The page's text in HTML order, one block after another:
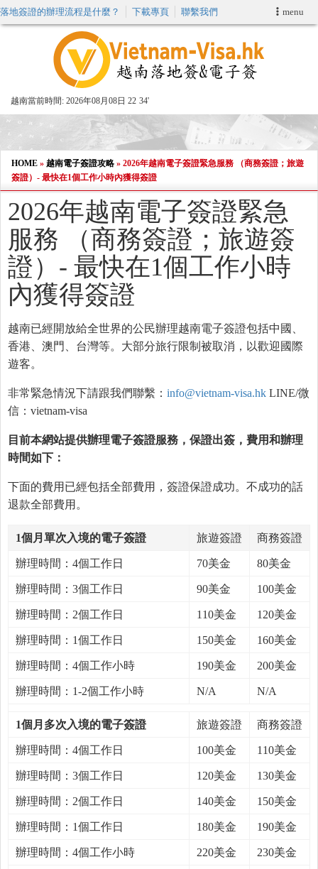
menu
落地簽證的辦理流程是什麼？ 下載專頁 聯繫我們
越南當前時間: 2026年08月08日 22 34'
申請簽證
VIP快速通關服务
加快E-VISA服務
週末緊急電子簽證
查詢簽證狀態
HOME » 越南電子簽證攻略 » 2026年越南電子簽證緊急服務 （商務簽證；旅遊
簽證）- 最快在1個工作小時內獲得簽證
2026年越南電子簽證緊急
服務 （商務簽證；旅遊簽
證）- 最快在1個工作小時
內獲得簽證
越南已經開放給全世界的公民辦理越南電子簽證包括中國、
香港、澳門、台灣等。大部分旅行限制被取消，以歡迎國際
遊客。
非常緊急情況下請跟我們聯繫： info@vietnam-visa.hk LINE/微
信：vietnam-visa
目前本網站提供辦理電子簽證服務，保證出簽，費用和辦理
時間如下：
下面的費用已經包括全部費用，簽證保證成功。不成功的話
退款全部費用。
1個月單次入境的電子簽證 旅遊簽證 商務簽證
辦理時間：4個工作日 70美金 80美金
辦理時間：3個工作日 90美金 100美金
辦理時間：2個工作日 110美金 120美金
辦理時間：1個工作日 150美金 160美金
辦理時間：4個工作小時 190美金 200美金
辦理時間：1-2個工作小時 N/A N/A
1個月多次入境的電子簽證 旅遊簽證 商務簽證
辦理時間：4個工作日 100美金 110美金
辦理時間：3個工作日 120美金 130美金
辦理時間：2個工作日 140美金 150美金
辦理時間：1個工作日 180美金 190美金
辦理時間：4個工作小時 220美金 230美金